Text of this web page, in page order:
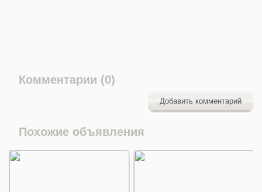
Комментарии (0)
Добавить комментарий
Похожие объявления